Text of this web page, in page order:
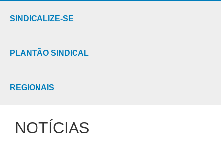
SINDICALIZE-SE
PLANTÃO SINDICAL
REGIONAIS
NOTÍCIAS